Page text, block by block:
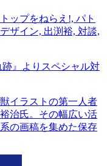
ップをねらえ!, パト
ザイン, 出渕裕, 対談,
跡』よりスペシャル対
イラストの第一人者
治氏。その幅広い活
の画稿を集めた保存